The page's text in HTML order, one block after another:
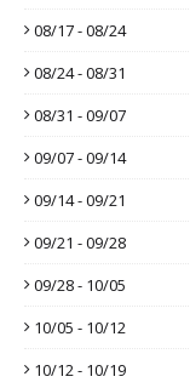
08/17 - 08/24
08/24 - 08/31
08/31 - 09/07
09/07 - 09/14
09/14 - 09/21
09/21 - 09/28
09/28 - 10/05
10/05 - 10/12
10/12 - 10/19